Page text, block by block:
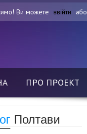
Ви можете ввійти або
ПРО ПРОЕКТ
Полтави